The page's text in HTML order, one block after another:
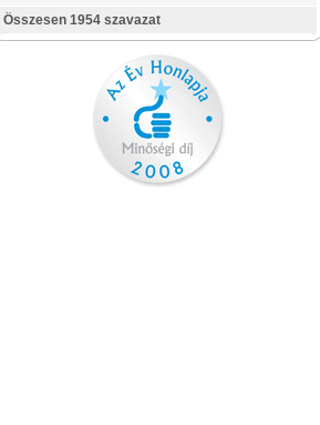
Összesen 1954 szavazat